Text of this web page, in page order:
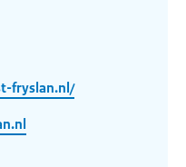
fryslan.nl/